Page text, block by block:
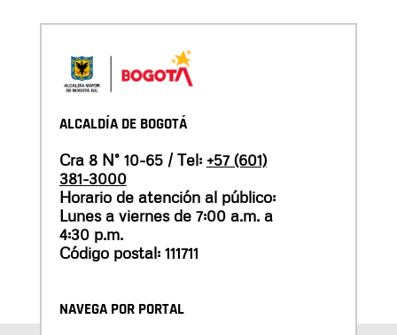
ALCALDÍA DE BOGOTÁ
Cra 8 N° 10-65 / Tel: +57 (601)
381-3000
Horario de atención al público:
Lunes a viernes de 7:00 a.m. a
4:30 p.m.
Código postal: 111711
NAVEGA POR PORTAL